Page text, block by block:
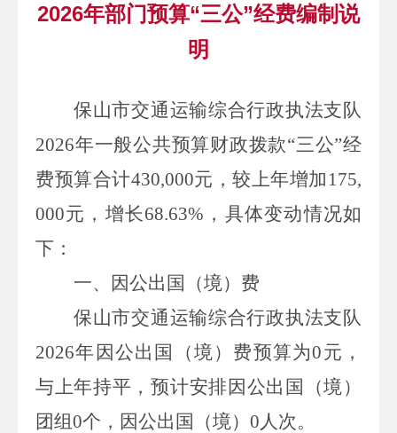
2026年部门预算“三公”经费编制说
明
保山市交通运输综合行政执法支队
2026年一般公共预算财政拨款“三公”经
费预算合计430,000元，较上年增加 175,
000元，增长68.63% ， 具体变动情况如
下：
一、
因公出国（境）费
保山市交通运输综合行政执法支队
2026年因公出国（境）费预算为0元 ，
与上年持平 ，预计安排因公出国（境）
团组0个，因公出国（境） 0人次。